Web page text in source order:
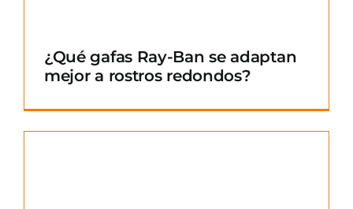
¿Qué gafas Ray-Ban se adaptan
mejor a rostros redondos?